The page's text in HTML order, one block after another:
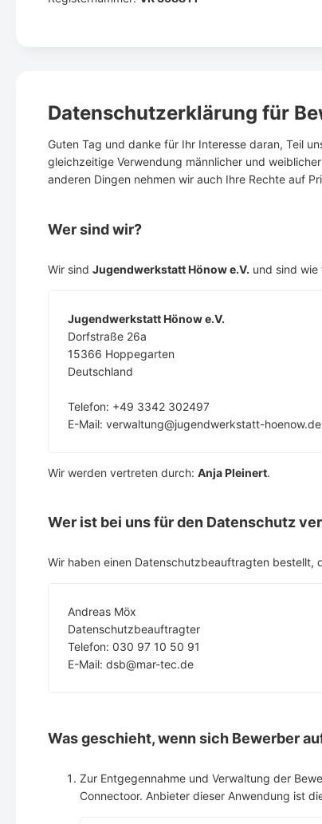
Datenschutzerklärung für
Guten Tag und danke für Ihr Interesse daran, Teil
gleichzeitige Verwendung männlicher und
anderen Dingen nehmen wir auch Ihre Rechte auf
Wer sind wir?
Wir sind Jugendwerkstatt Hönow e.V. und sind
Jugendwerkstatt Hönow e.V.
Dorfstraße 26a
15366 Hoppegarten
Deutschland
Telefon: +49 3342 302497
E-Mail: verwaltung@jugendwerkstatt-hoenow.de
Wir werden vertreten durch: Anja Pleinert.
Wer ist bei uns für den Datenschutz
Wir haben einen Datenschutzbeauftragten bestellt,
Andreas Möx
Datenschutzbeauftragter
Telefon: 030 97 10 50 91
E-Mail: dsb@mar-tec.de
Was geschieht, wenn sich Bewerber
Zur Entgegennahme und Verwaltung der
Connectoor. Anbieter dieser Anwendung ist